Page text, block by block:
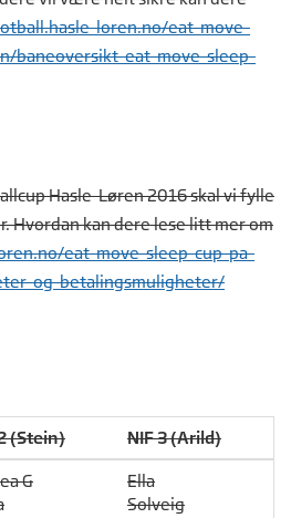
loren.no/eat-move-
baneoversikt-eat-move-sleep-
Hasle-Løren 2016 skal vi fylle
Hvordan kan dere lese litt mer om
eat-move-sleep-cup-pa-
og-betalingsmuligheter/
(Stein) NIF 3 (Arild)
G
Ella
Solveig